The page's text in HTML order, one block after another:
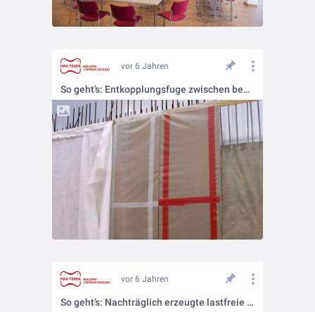
vor 6 Jahren
So geht’s: Entkopplungsfuge zwischen benachbarten Wänden
vor 6 Jahren
So geht’s: Nachträglich erzeugte lastfreie Zone unter einer Fahrbahn